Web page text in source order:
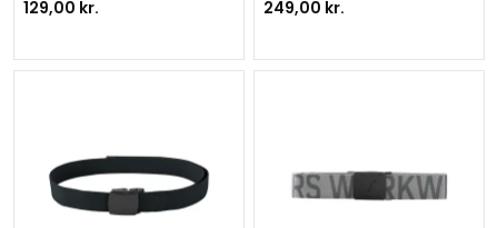
129,00 kr. 249,00 kr.